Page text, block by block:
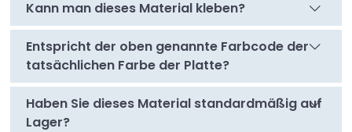
Kann man dieses Material kleben?
Entspricht der oben genannte Farbcode der
tatsächlichen Farbe der Platte?
Haben Sie dieses Material standardmäßig auf
Lager?